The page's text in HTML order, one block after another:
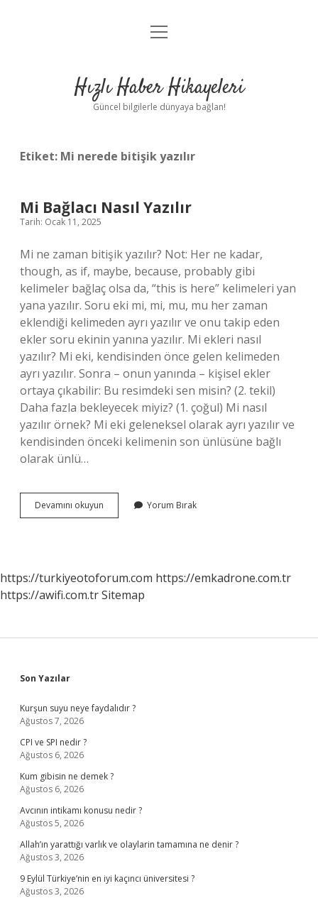
Anasayfa
Yasal Uyarı
menüyü
Hızlı Haber Hikayeleri
Güncel bilgilerle dünyaya bağlan!
Etiket: Mi nerede bitişik yazılır
Mi Bağlacı Nasıl Yazılır
Tarih: Ocak 11, 2025
Mi ne zaman bitişik yazılır? Not: Her ne kadar,
though, as if, maybe, because, probably gibi
kelimeler bağlaç olsa da, “this is here” kelimeleri yan
yana yazılır. Soru eki mi, mi, mu, mu her zaman
eklendiği kelimeden ayrı yazılır ve onu takip eden
ekler soru ekinin yanına yazılır. Mi ekleri nasıl
yazılır? Mi eki, kendisinden önce gelen kelimeden
ayrı yazılır. Sonra – onun yanında – kişisel ekler
ortaya çıkabilir: Bu resimdeki sen misin? (2. tekil)
Daha fazla bekleyecek miyiz? (1. çoğul) Mi nasıl
yazılır örnek? Mi eki geleneksel olarak ayrı yazılır ve
kendisinden önceki kelimenin son ünlüsüne bağlı
olarak ünlü…
Devamını okuyun
Bağlacı
Yorum Bırak
https://turkiyeotoforum.com https://emkadrone.com.tr
https://awifi.com.trSitemap
Sidebar
Son Yazılar
Kurşun suyu neye faydalıdır ?
Ağustos 7, 2026
CPI ve SPI nedir ?
Ağustos 6, 2026
Kum gibisin ne demek ?
Ağustos 6, 2026
Avcının intikamı konusu nedir ?
Ağustos 5, 2026
Allah’ın yarattığı varlık ve olaylarin tamamına ne denir ?
Ağustos 3, 2026
9 Eylül Türkiye’nin en iyi kaçıncı üniversitesi ?
Ağustos 3, 2026